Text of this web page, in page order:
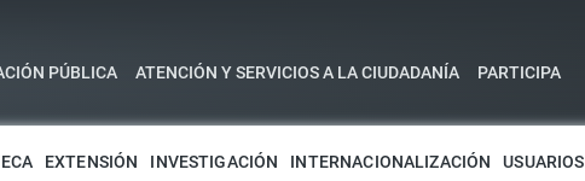
PÚBLICA ATENCIÓN Y SERVICIOS A LA CIUDADANÍA PARTICIPA
EXTENSIÓN INVESTIGACIÓN INTERNACIONALIZACIÓN USUARIOS